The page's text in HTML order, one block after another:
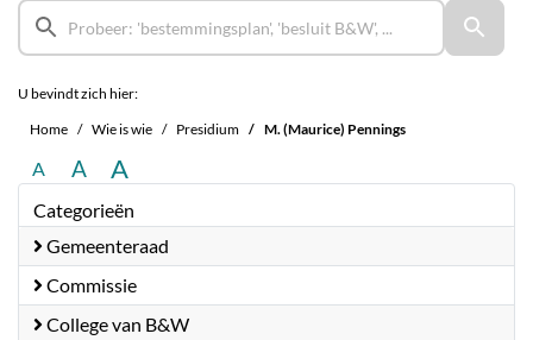
U bevindt zich hier:
Home
Wie is wie Presidium M. (Maurice) Pennings
A A A
Categorieën
Gemeenteraad
Commissie
College van B&W